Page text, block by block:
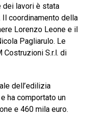
dei lavori è stata
Il coordinamento della
Lorenzo Leone e il
Pagliarulo. Le
S.r.l. di
dell’edilizia
ha comportato un
e 460 mila euro.